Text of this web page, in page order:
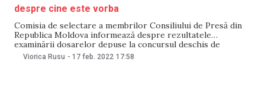
despre cine este vorba
Comisia de selectare a membrilor Consiliului de Presă din
Republica Moldova informează despre rezultatele
examinării dosarelor depuse la concursul deschis de
alegere a membrilor Consiliului de Presă pentru următorii
Viorica Rusu - 17 feb. 2022 17:58